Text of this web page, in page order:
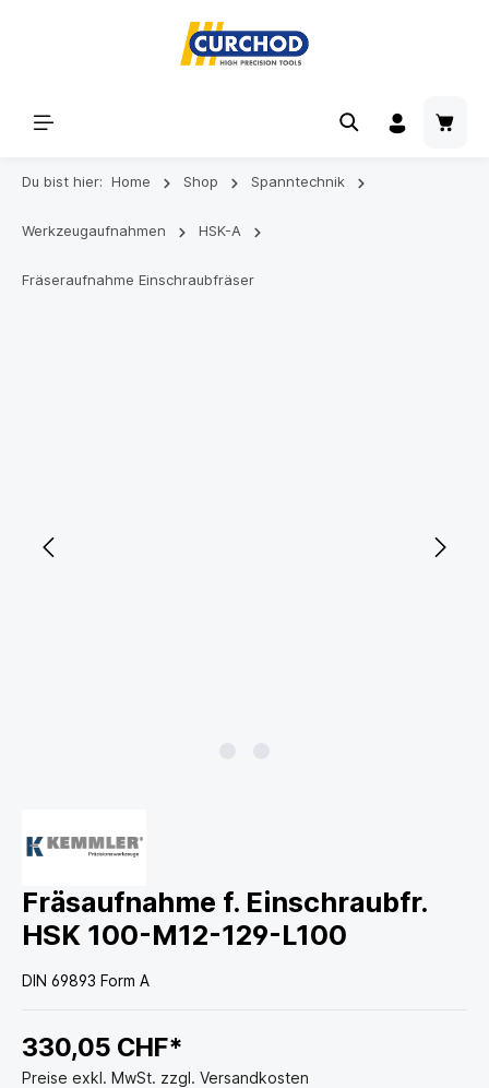
Du bist hier: Home Shop Spanntechnik
Werkzeugaufnahmen HSK-A
Fräseraufnahme Einschraubfräser
Fräsaufnahme f. Einschraubfr.
HSK 100-M12-129-L100
DIN 69893 Form A
330,05 CHF*
Preise exkl. MwSt. zzgl. Versandkosten